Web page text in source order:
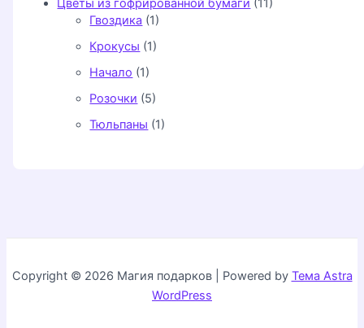
Цветы из гофрированной бумаги (11)
Гвоздика (1)
Крокусы (1)
Начало (1)
Розочки (5)
Тюльпаны (1)
Copyright © 2026 Магия подарков | Powered by Тема Astra
WordPress